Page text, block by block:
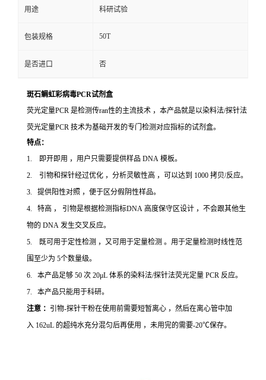
用途 科研试验
包装规格 50T
是否进口 否
斑石鲷虹彩病毒PCR试剂盒
荧光定量PCR 是检测传ran性的主流技术 ，本产品就是以染料法/探针法
荧光定量PCR 技术为基础开发的专门检测对应指标的试剂盒。
特点：
1. 即开即用 ，用户只需要提供样品 DNA 模板。
2. 引物和探针经过优化 ，分析灵敏性高 ，可以达到 1000 拷贝/反应。
3. 提供阳性对照 ，便于区分假阴性样品。
4. 特高 ， 引物是根据检测指标DNA 高度保守区设计 ，不会跟其他生
物的 DNA 发生交叉反应。
5. 既可用于定性检测 ，又可用于定量检测 。用于定量检测时线性范
围至少为 5个数量级。
6. 本产品足够 50 次 20μL 体系的染料法/探针法荧光定量 PCR 反应。
7. 本产品只能用于科研。
注意 ： 引物-探针干粉在使用前需要短暂离心 ，然后在离心管中加
入 162uL 的超纯水充分混匀后再使用 ，未用完的需要-20℃保存。